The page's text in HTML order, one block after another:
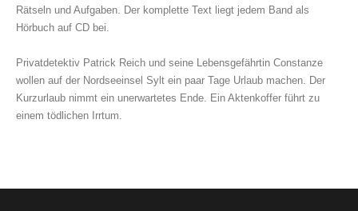
Rätseln und Aufgaben. Der komplette Text liegt jedem Band als
Hörbuch auf CD bei.
Privatdetektiv Patrick Reich und seine Lebensgefährtin Constanze
wollen auf der Nordseeinsel Sylt ein paar Tage Urlaub machen. Der
Kurzurlaub nimmt ein unerwartetes Ende. Ein Aktenkoffer führt zu
einem tödlichen Irrtum.